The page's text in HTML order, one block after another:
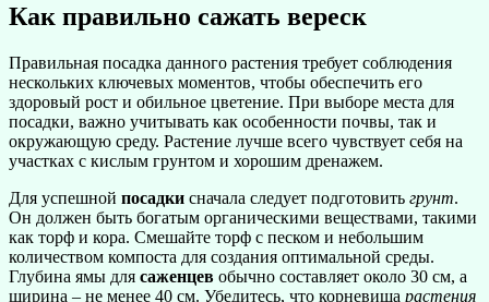
Как правильно сажать вереск
Правильная посадка данного растения требует соблюдения
нескольких ключевых моментов, чтобы обеспечить его
здоровый рост и обильное цветение. При выборе места для
посадки, важно учитывать как особенности почвы, так и
окружающую среду. Растение лучше всего чувствует себя на
участках с кислым грунтом и хорошим дренажем.
Для успешной посадки сначала следует подготовить грунт.
Он должен быть богатым органическими веществами, такими
как торф и кора. Смешайте торф с песком и небольшим
количеством компоста для создания оптимальной среды.
Глубина ямы для саженцев обычно составляет около 30 см, а
ширина – не менее 40 см. Убедитесь, что корневища растения